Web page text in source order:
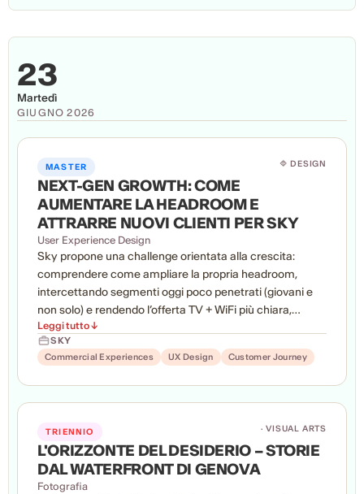
umanocentrica e sostenibile di Tata Motors.
23
Martedì
GIUGNO 2026
MASTER 🔷 DESIGN
NEXT-GEN GROWTH: COME
AUMENTARE LA HEADROOM E
ATTRARRE NUOVI CLIENTI PER SKY
User Experience Design
Sky propone una challenge orientata alla crescita:
comprendere come ampliare la propria headroom,
intercettando segmenti oggi poco penetrati (giovani e
non solo) e rendendo l’offerta TV + WiFi più chiara,
rilevante e semplice da attivare. Agli studenti viene
richiesto di progettare una customer journey end-to-
end – dalla valutazione dell’offerta ai primi 90 giorni – in
percepito.
Leggi tutto ↓
SKY
Commercial Experiences
UX Design Customer Journey
TRIENNIO · VISUAL ARTS
L'ORIZZONTE DEL DESIDERIO – STORIE
DAL WATERFRONT DI GENOVA
Fotografia